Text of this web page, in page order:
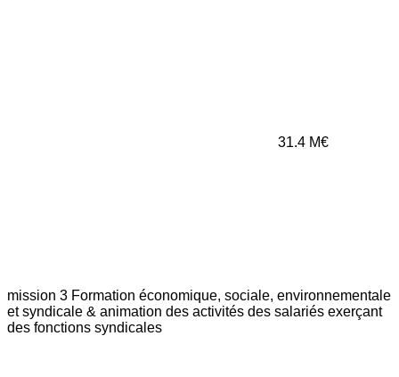
31.4 M€
mission 3 Formation économique, sociale, environnementale
et syndicale & animation des activités des salariés exerçant
des fonctions syndicales